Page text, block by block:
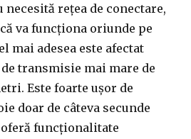
rețea de conectare,
va funcționa oriunde pe
mai adesea este afectat
transmisie mai mare de
Este foarte ușor de
doar de câteva secunde
funcționalitate